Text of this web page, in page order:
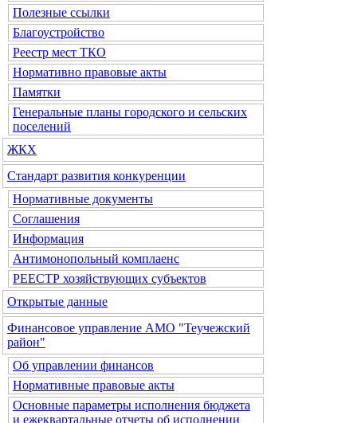
Полезные ссылки
Благоустройство
Реестр мест ТКО
Нормативно правовые акты
Памятки
Генеральные планы городского и сельских
поселений
ЖКХ
Стандарт развития конкуренции
Нормативные документы
Соглашения
Информация
Антимонопольный комплаенс
РЕЕСТР хозяйствующих субъектов
Открытые данные
Финансовое управление АМО "Теучежский
район"
Об управлении финансов
Нормативные правовые акты
Основные параметры исполнения бюджета
и ежеквартальные отчеты об исполнении